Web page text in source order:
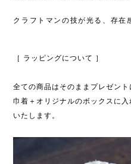
クラフトマンの技が光る、存在
［ ラッピングについて ］
全ての商品はそのままプレゼント
巾着＋オリジナルのボックスに
いたします。